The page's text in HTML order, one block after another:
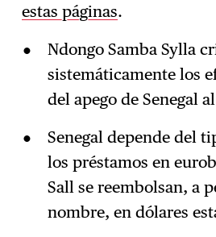
estas páginas.
Ndongo Samba Sylla
sistemáticamente los
del apego de Senegal
Senegal depende del
los préstamos en
Sall se reembolsan, a
nombre, en dólares